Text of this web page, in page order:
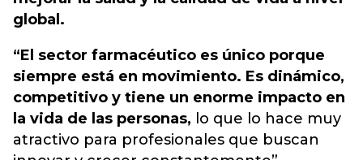
global.
“El sector farmacéutico es único porque
siempre está en movimiento. Es dinámico,
competitivo y tiene un enorme impacto en
la vida de las personas, lo que lo hace muy
atractivo para profesionales que buscan